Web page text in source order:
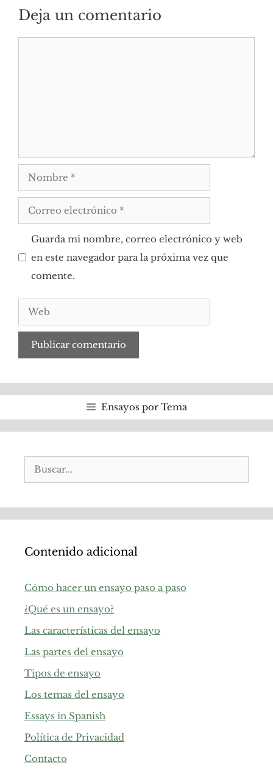
Deja un comentario
Nombre
Correo
electrónico
Guarda mi nombre, correo electrónico y web
en este navegador para la próxima vez que
comente.
Web
Ensayos por Tema
Buscar:
Contenido adicional
Cómo hacer un ensayo paso a paso
¿Qué es un ensayo?
Las características del ensayo
Las partes del ensayo
Tipos de ensayo
Los temas del ensayo
Essays in Spanish
Política de Privacidad
Contacto